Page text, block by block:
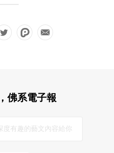
佛系電子報